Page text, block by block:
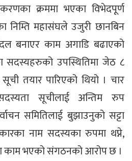
क्रममा भएका विभेदपूर्ण
निम्ति महासंघले उजुरी छानबिन
बनाएर काम अगाडि बढाएको
सदस्यहरुको उपस्थितिमा जेठ ८
तयार पारिएको थियो । चार
सूचीलाई अन्तिम रुप
समितिलाई बुझाउनुको सट्टा
नाम सदस्यका रुपमा थप्ने,
काम भएको संगठनको आरोप छ ।